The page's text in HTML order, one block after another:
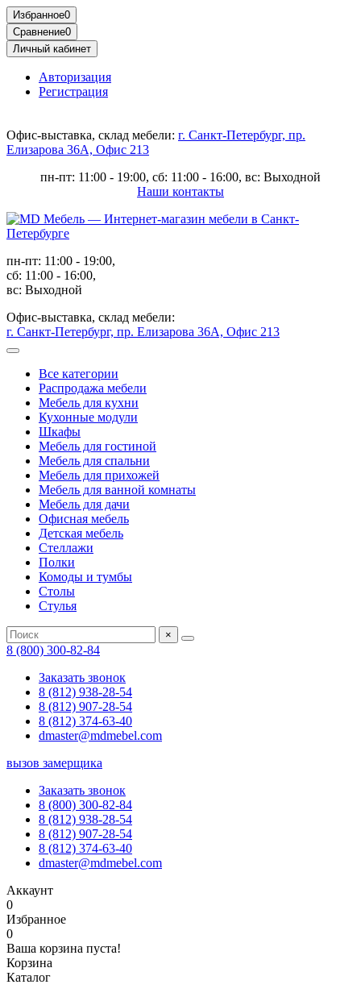
Избранное0
Сравнение0
Личный кабинет
Авторизация
Регистрация
Офис-выставка, склад мебели: г. Санкт-Петербург, пр.
Елизарова 36А, Офис 213
пн-пт: 11:00 - 19:00, сб: 11:00 - 16:00, вс: Выходной
Наши контакты
пн-пт: 11:00 - 19:00,
сб: 11:00 - 16:00,
вс: Выходной
Офис-выставка, склад мебели:
г. Санкт-Петербург, пр. Елизарова 36А, Офис 213
Все категории
Распродажа мебели
Мебель для кухни
Кухонные модули
Шкафы
Мебель для гостиной
Мебель для спальни
Мебель для прихожей
Мебель для ванной комнаты
Мебель для дачи
Офисная мебель
Детская мебель
Стеллажи
Полки
Комоды и тумбы
Столы
Стулья
×
8 (800) 300-82-84
Заказать звонок
8 (812) 938-28-54
8 (812) 907-28-54
8 (812) 374-63-40
dmaster@mdmebel.com
вызов замерщика
Заказать звонок
8 (800) 300-82-84
8 (812) 938-28-54
8 (812) 907-28-54
8 (812) 374-63-40
dmaster@mdmebel.com
Аккаунт
0
Избранное
0
Ваша корзина пуста!
Корзина
Каталог